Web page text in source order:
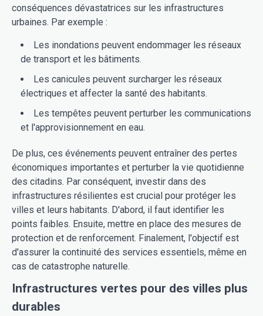
conséquences dévastatrices sur les infrastructures
urbaines. Par exemple :
Les inondations peuvent endommager les réseaux
de transport et les bâtiments.
Les canicules peuvent surcharger les réseaux
électriques et affecter la santé des habitants.
Les tempêtes peuvent perturber les communications
et l'approvisionnement en eau.
De plus, ces événements peuvent entraîner des pertes
économiques importantes et perturber la vie quotidienne
des citadins. Par conséquent, investir dans des
infrastructures résilientes est crucial pour protéger les
villes et leurs habitants. D'abord, il faut identifier les
points faibles. Ensuite, mettre en place des mesures de
protection et de renforcement. Finalement, l'objectif est
d'assurer la continuité des services essentiels, même en
cas de catastrophe naturelle.
Infrastructures vertes pour des villes plus
durables